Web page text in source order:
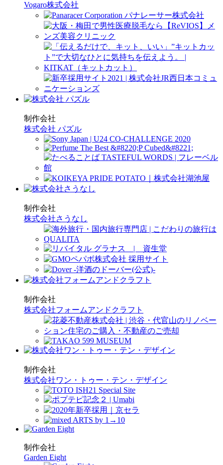
Vogaro株式会社
制作会社
株式会社 パズル
制作会社
株式会社さうなし
制作会社
株式会社フォームアンドクラフト
制作会社
株式会社ワン・トゥー・テン・デザイン
制作会社
Garden Eight